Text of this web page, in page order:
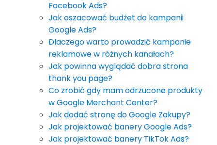
Facebook Ads?
Jak oszacować budżet do kampanii
Google Ads?
Dlaczego warto prowadzić kampanie
reklamowe w różnych kanałach?
Jak powinna wyglądać dobra strona
thank you page?
Co zrobić gdy mam odrzucone produkty
w Google Merchant Center?
Jak dodać stronę do Google Zakupy?
Jak projektować banery Google Ads?
Jak projektować banery TikTok Ads?